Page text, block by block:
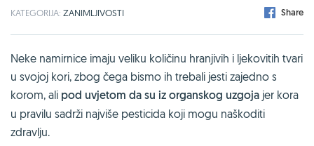
KATEGORIJA: ZANIMLJIVOSTI Share
Neke namirnice imaju veliku količinu hranjivih i ljekovitih tvari
u svojoj kori, zbog čega bismo ih trebali jesti zajedno s
korom, ali pod uvjetom da su iz organskog uzgoja jer kora
u pravilu sadrži najviše pesticida koji mogu naškoditi
zdravlju.